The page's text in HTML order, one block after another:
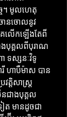
។ មូលហេតុ
ានចោលនូវ
លើកឡើងតែពី
ងបុគ្គលពីបុរាណ
ទស្សនៈវិទូ
ហាបឺម៉ាស បាន
ត្តិសាស្ត្រ
ជាងបុគ្គល
ត មានដូចជា